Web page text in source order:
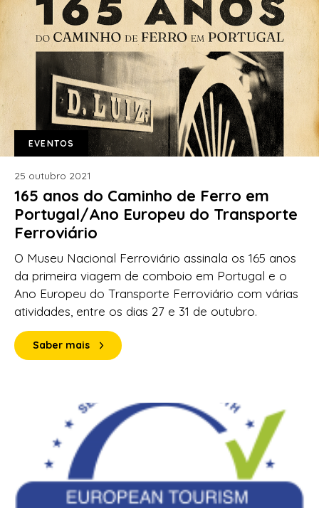
EVENTOS
25 outubro 2021
165 anos do Caminho de Ferro em
Portugal/Ano Europeu do Transporte
Ferroviário
O Museu Nacional Ferroviário assinala os 165 anos
da primeira viagem de comboio em Portugal e o
Ano Europeu do Transporte Ferroviário com várias
atividades, entre os dias 27 e 31 de outubro.
Saber mais